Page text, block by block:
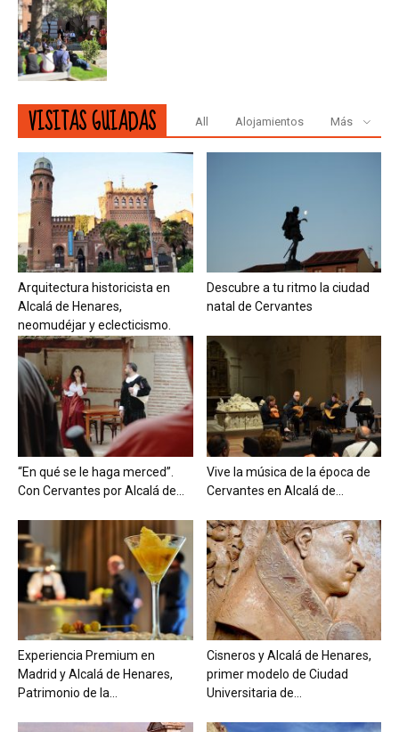
VISITAS GUIADAS All Alojamientos Más
Arquitectura historicista en
Alcalá de Henares,
neomudéjar y eclecticismo.
Descubre a tu ritmo la ciudad
natal de Cervantes
“En qué se le haga merced”.
Con Cervantes por Alcalá de...
Vive la música de la época de
Cervantes en Alcalá de...
Experiencia Premium en
Madrid y Alcalá de Henares,
Patrimonio de la...
Cisneros y Alcalá de Henares,
primer modelo de Ciudad
Universitaria de...